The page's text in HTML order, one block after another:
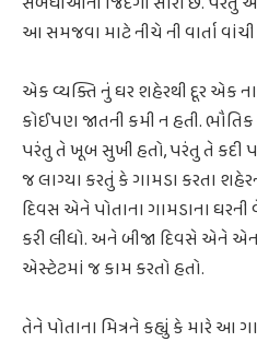
આ સમજવા માટે નીચે ની વાર્તા
એક વ્યક્તિ નું ઘર શહેરથી દૂર એક
કોઈપણ જાતની કમી ન હતી.
પરંતુ તે ખૂબ સુખી હતો, પરંતુ તે
જ લાગ્યા કરતું કે ગામડા કરતા
દિવસ એને પોતાના ગામડાના
કરી લીધો. અને બીજા દિવસે એને
એસ્ટેટમાં જ કામ કરતો હતો.
તેને પોતાના મિત્રને કહ્યું કે મારે આ